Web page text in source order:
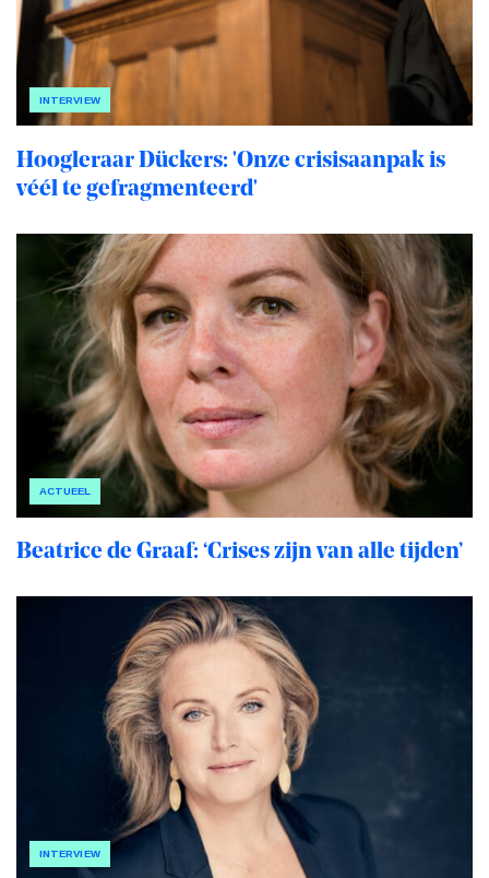
INTERVIEW
Hoogleraar Dückers: 'Onze crisisaanpak is
véél te gefragmenteerd'
ACTUEEL
Beatrice de Graaf: ‘Crises zijn van alle tijden’
INTERVIEW